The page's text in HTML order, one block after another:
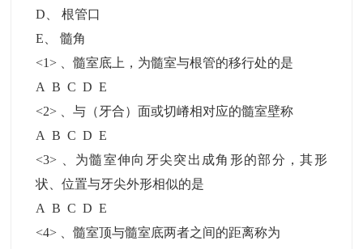
D 、根管口
E 、髓角
<1> 、髓室底上，为髓室与根管的移行处的是
A B C D E
<2> 、与（牙合）面或切嵴相对应的髓室壁称
A B C D E
<3> 、为髓室伸向牙尖突出成角形的部分，其形
状、位置与牙尖外形相似的是
A B C D E
<4> 、髓室顶与髓室底两者之间的距离称为